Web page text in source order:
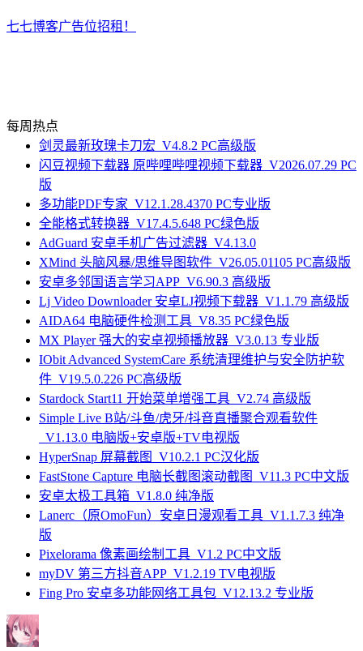
七七博客广告位招租！
每周热点
剑灵最新玫瑰卡刀宏_V4.8.2 PC高级版
闪豆视频下载器 原哔哩哔哩视频下载器_V2026.07.29 PC
版
多功能PDF专家_V12.1.28.4370 PC专业版
全能格式转换器_V17.4.5.648 PC绿色版
AdGuard 安卓手机广告过滤器_V4.13.0
XMind 头脑风暴/思维导图软件_V26.05.01105 PC高级版
安卓多邻国语言学习APP_V6.90.3 高级版
Lj Video Downloader 安卓LJ视频下载器_V1.1.79 高级版
AIDA64 电脑硬件检测工具_V8.35 PC绿色版
MX Player 强大的安卓视频播放器_V3.0.13 专业版
IObit Advanced SystemCare 系统清理维护与安全防护软
件_V19.5.0.226 PC高级版
Stardock Start11 开始菜单增强工具_V2.74 高级版
Simple Live B站/斗鱼/虎牙/抖音直播聚合观看软件
_V1.13.0 电脑版+安卓版+TV电视版
HyperSnap 屏幕截图_V10.2.1 PC汉化版
FastStone Capture 电脑长截图滚动截图_V11.3 PC中文版
安卓太极工具箱_V1.8.0 纯净版
Lanerc（原OmoFun）安卓日漫观看工具_V1.1.7.3 纯净
版
Pixelorama 像素画绘制工具_V1.2 PC中文版
myDV 第三方抖音APP_V1.2.19 TV电视版
Fing Pro 安卓多功能网络工具包_V12.13.2 专业版